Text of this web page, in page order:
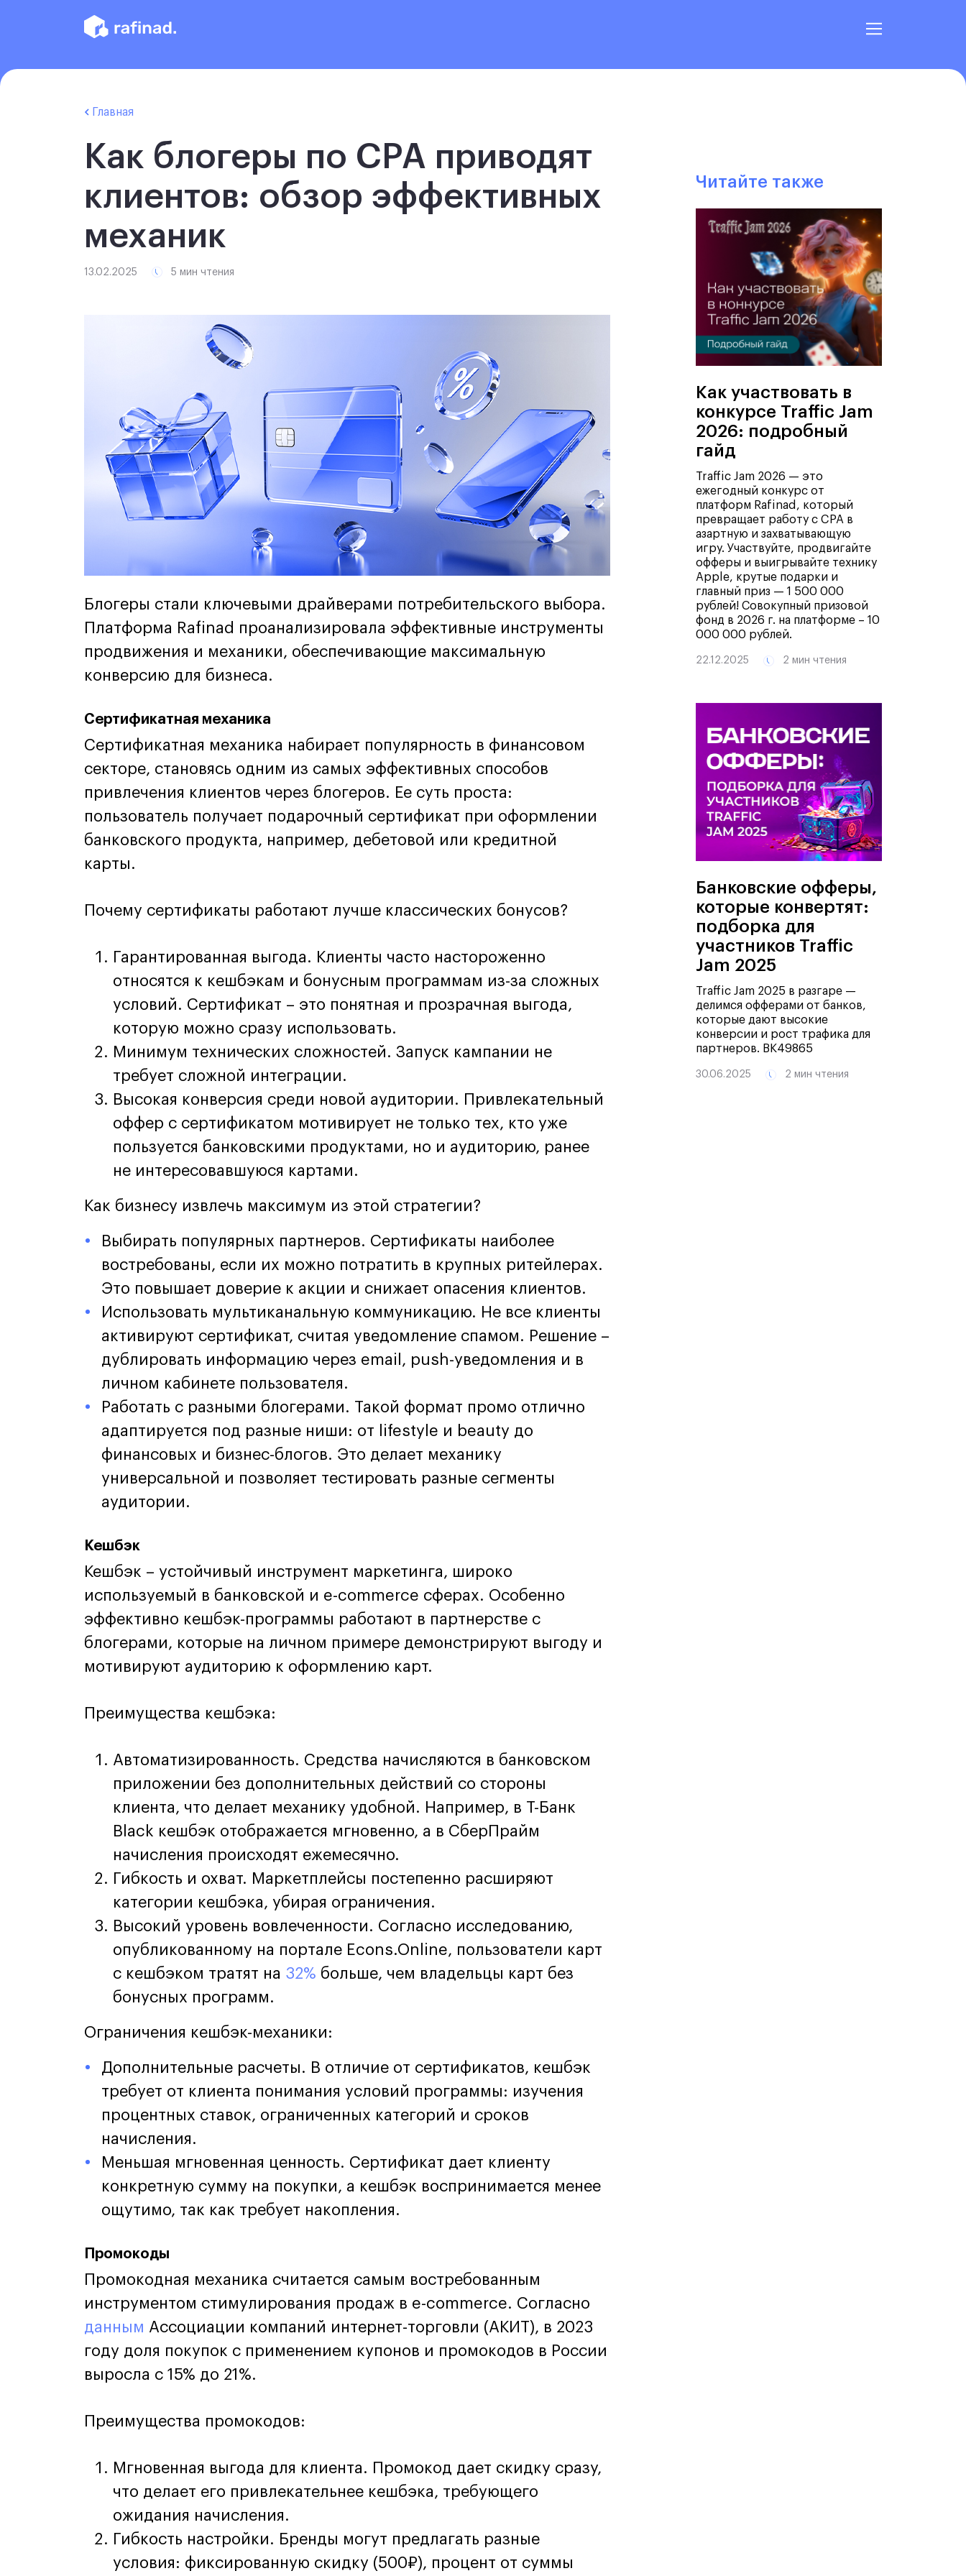
Главная
Читайте также
Как участвовать в
конкурсе Traffic Jam
2026: подробный
гайд
Traffic Jam 2026 — это
ежегодный конкурс от
платформ Rafinad, который
превращает работу с CPA в
азартную и захватывающую
игру. Участвуйте, продвигайте
офферы и выигрывайте технику
Apple, крутые подарки и
главный приз — 1 500 000
рублей! Совокупный призовой
фонд в 2026 г. на платформе – 10
000 000 рублей.
22.12.2025 2 мин чтения
Банковские офферы,
которые конвертят:
подборка для
участников Traffic
Jam 2025
Traffic Jam 2025 в разгаре —
делимся офферами от банков,
которые дают высокие
конверсии и рост трафика для
партнеров. ВК49865
30.06.2025 2 мин чтения
Как блогеры по CPA приводят
клиентов: обзор эффективных
механик
13.02.2025 5 мин чтения
Блогеры стали ключевыми драйверами потребительского выбора.
Платформа Rafinad проанализировала эффективные инструменты
продвижения и механики, обеспечивающие максимальную
конверсию для бизнеса.
Сертификатная механика
Сертификатная механика набирает популярность в финансовом
секторе, становясь одним из самых эффективных способов
привлечения клиентов через блогеров. Ее суть проста:
пользователь получает подарочный сертификат при оформлении
банковского продукта, например, дебетовой или кредитной
карты.
Почему сертификаты работают лучше классических бонусов?
Гарантированная выгода. Клиенты часто настороженно
относятся к кешбэкам и бонусным программам из-за сложных
условий. Сертификат – это понятная и прозрачная выгода,
которую можно сразу использовать.
Минимум технических сложностей. Запуск кампании не
требует сложной интеграции.
Высокая конверсия среди новой аудитории. Привлекательный
оффер с сертификатом мотивирует не только тех, кто уже
пользуется банковскими продуктами, но и аудиторию, ранее
не интересовавшуюся картами.
Как бизнесу извлечь максимум из этой стратегии?
Выбирать популярных партнеров. Сертификаты наиболее
востребованы, если их можно потратить в крупных ритейлерах.
Это повышает доверие к акции и снижает опасения клиентов.
Использовать мультиканальную коммуникацию. Не все клиенты
активируют сертификат, считая уведомление спамом. Решение –
дублировать информацию через email, push-уведомления и в
личном кабинете пользователя.
Работать с разными блогерами. Такой формат промо отлично
адаптируется под разные ниши: от lifestyle и beauty до
финансовых и бизнес-блогов. Это делает механику
универсальной и позволяет тестировать разные сегменты
аудитории.
Кешбэк
Кешбэк – устойчивый инструмент маркетинга, широко
используемый в банковской и e-commerce сферах. Особенно
эффективно кешбэк-программы работают в партнерстве с
блогерами, которые на личном примере демонстрируют выгоду и
мотивируют аудиторию к оформлению карт.
Преимущества кешбэка:
Автоматизированность. Средства начисляются в банковском
приложении без дополнительных действий со стороны
клиента, что делает механику удобной. Например, в Т-Банк
Black кешбэк отображается мгновенно, а в СберПрайм
начисления происходят ежемесячно.
Гибкость и охват. Маркетплейсы постепенно расширяют
категории кешбэка, убирая ограничения.
Высокий уровень вовлеченности. Согласно исследованию,
опубликованному на портале Econs.Online, пользователи карт
с кешбэком тратят на 32% больше, чем владельцы карт без
бонусных программ.
Ограничения кешбэк-механики:
Дополнительные расчеты. В отличие от сертификатов, кешбэк
требует от клиента понимания условий программы: изучения
процентных ставок, ограниченных категорий и сроков
начисления.
Меньшая мгновенная ценность. Сертификат дает клиенту
конкретную сумму на покупки, а кешбэк воспринимается менее
ощутимо, так как требует накопления.
Промокоды
Промокодная механика считается самым востребованным
инструментом стимулирования продаж в e-commerce. Согласно
данным Ассоциации компаний интернет-торговли (АКИТ), в 2023
году доля покупок с применением купонов и промокодов в России
выросла с 15% до 21%.
Преимущества промокодов:
Мгновенная выгода для клиента. Промокод дает скидку сразу,
что делает его привлекательнее кешбэка, требующего
ожидания начисления.
Гибкость настройки. Бренды могут предлагать разные
условия: фиксированную скидку (500₽), процент от суммы